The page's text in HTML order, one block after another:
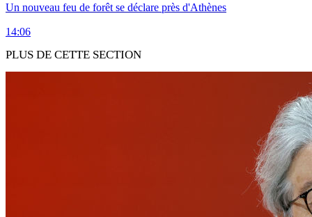
Un nouveau feu de forêt se déclare près d'Athènes
14:06
PLUS DE CETTE SECTION